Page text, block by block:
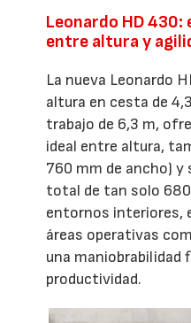
Leonardo HD
entre altura y
La nueva Leonardo
altura en cesta de
trabajo de 6,3 m,
ideal entre altura,
760 mm de ancho) y
total de tan solo
entornos interiores,
áreas operativas
una maniobrabilidad
productividad.